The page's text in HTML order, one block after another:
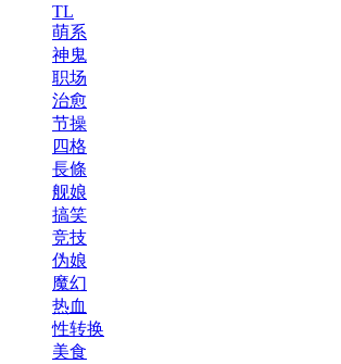
TL
萌系
神鬼
职场
治愈
节操
四格
長條
舰娘
搞笑
竞技
伪娘
魔幻
热血
性转换
美食